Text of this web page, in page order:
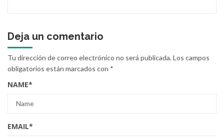
Deja un comentario
Tu dirección de correo electrónico no será publicada.Los campos
obligatorios están marcados con *
NAME*
EMAIL*